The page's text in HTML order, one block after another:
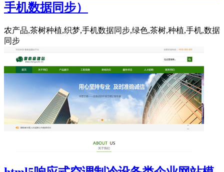
手机数据同步）
农产品,茶树种植,织梦,手机数据同步,绿色,茶树,种植,手机,数据
同步